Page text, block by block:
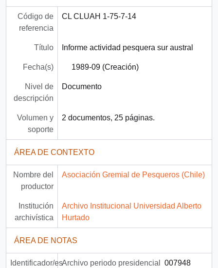
Código de
referencia
CL CLUAH 1-75-7-14
Título Informe actividad pesquera sur austral
Fecha(s) 1989-09 (Creación)
Nivel de
descripción
Documento
Volumen y
soporte
2 documentos, 25 páginas.
ÁREA DE CONTEXTO
Nombre del
productor
Asociación Gremial de Pesqueros (Chile)
Institución
archivística
Archivo Institucional Universidad Alberto
Hurtado
ÁREA DE NOTAS
Identificador/esArchivo periodo presidencial 007948